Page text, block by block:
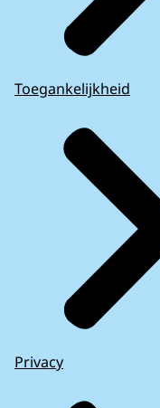
Toegankelijkheid
Privacy